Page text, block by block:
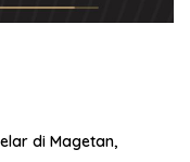
di Magetan,